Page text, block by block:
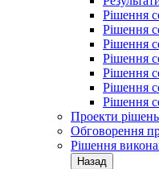
Рішення
Рішення
Рішення
Рішення
Рішення
Рішення
Рішення
Проекти рішень
Обговорення
Рішення
Назад